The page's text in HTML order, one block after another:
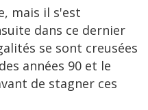
mais il s'est
dans ce dernier
se sont creusées
années 90 et le
de stagner ces